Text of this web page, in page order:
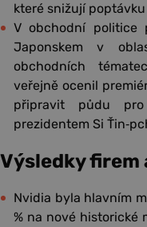
které snižují
V obchodní politice
Japonskem v
obchodních
veřejně ocenil
připravit půdu
prezidentem Si
Výsledky firem
Nvidia byla hlavním
% na nové historické